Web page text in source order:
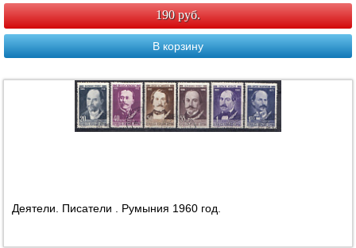
190 руб.
В корзину
Деятели. Писатели . Румыния 1960 год.